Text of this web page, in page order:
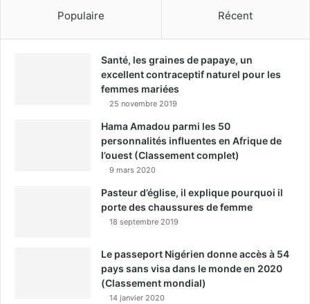
Populaire Récent
Santé, les graines de papaye, un
excellent contraceptif naturel pour les
femmes mariées
25 novembre 2019
Hama Amadou parmi les 50
personnalités influentes en Afrique de
l’ouest (Classement complet)
9 mars 2020
Pasteur d’église, il explique pourquoi il
porte des chaussures de femme
18 septembre 2019
Le passeport Nigérien donne accès à 54
pays sans visa dans le monde en 2020
(Classement mondial)
14 janvier 2020